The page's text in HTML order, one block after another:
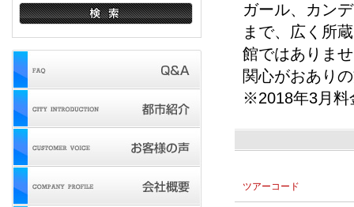
ガール、カン
まで、広く所
館ではありま
関心がおあり
※2018年3月料
ツアーコード